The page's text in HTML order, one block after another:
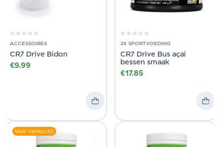
ACCESSOIRES
CR7 Drive Bidon
€9.99
24 SPORTVOEDING
CR7 Drive Bus açai
bessen smaak
€17.85
Veel Verkocht